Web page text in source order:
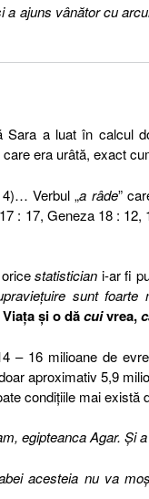
ajuns vânător cu
a luat în calcul
era urâtă, exact
Verbul „a râde”
: 17, Geneza 18 : 12,
oricestatistician i-ar fi
sunt foarte
şi o dăcuivrea,
– 16 milioane de
aproximativ 5,9
condiţiile mai există
egipteanca Agar. Şi
acesteia nu va